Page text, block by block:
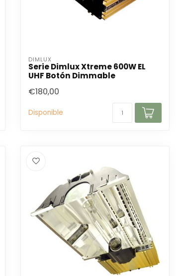
DIMLUX
Serie Dimlux Xtreme 600W EL
UHF Botón Dimmable
€180,00
Disponible